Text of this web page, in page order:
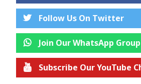
Follow Us On Twitter
Join Our WhatsApp Group
Subscribe Our YouTube